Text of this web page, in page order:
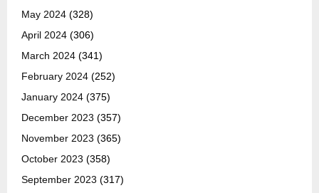
May 2024 (328)
April 2024 (306)
March 2024 (341)
February 2024 (252)
January 2024 (375)
December 2023 (357)
November 2023 (365)
October 2023 (358)
September 2023 (317)